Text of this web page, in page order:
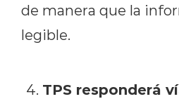
de manera que la
legible.
TPS responderá